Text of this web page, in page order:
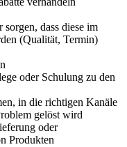
dass diese im
(Qualität, Termin)
oder Schulung zu den
in die richtigen Kanäle
gelöst wird
oder
Produkten